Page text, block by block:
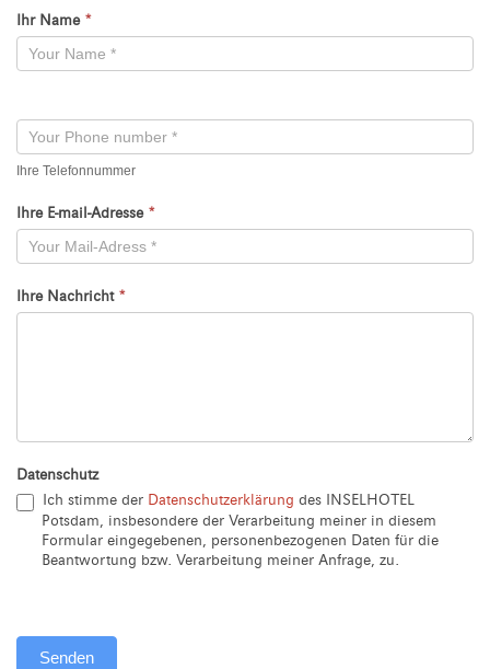
Kontaktformular
-
Ihr Name *
Ihre Telefonnummer
Ihre E-mail-Adresse *
Ihre Nachricht *
Datenschutz
Ich stimme der Datenschutzerklärung des INSELHOTEL
Potsdam, insbesondere der Verarbeitung meiner in diesem
Formular eingegebenen, personenbezogenen Daten für die
Beantwortung bzw. Verarbeitung meiner Anfrage, zu.
Senden